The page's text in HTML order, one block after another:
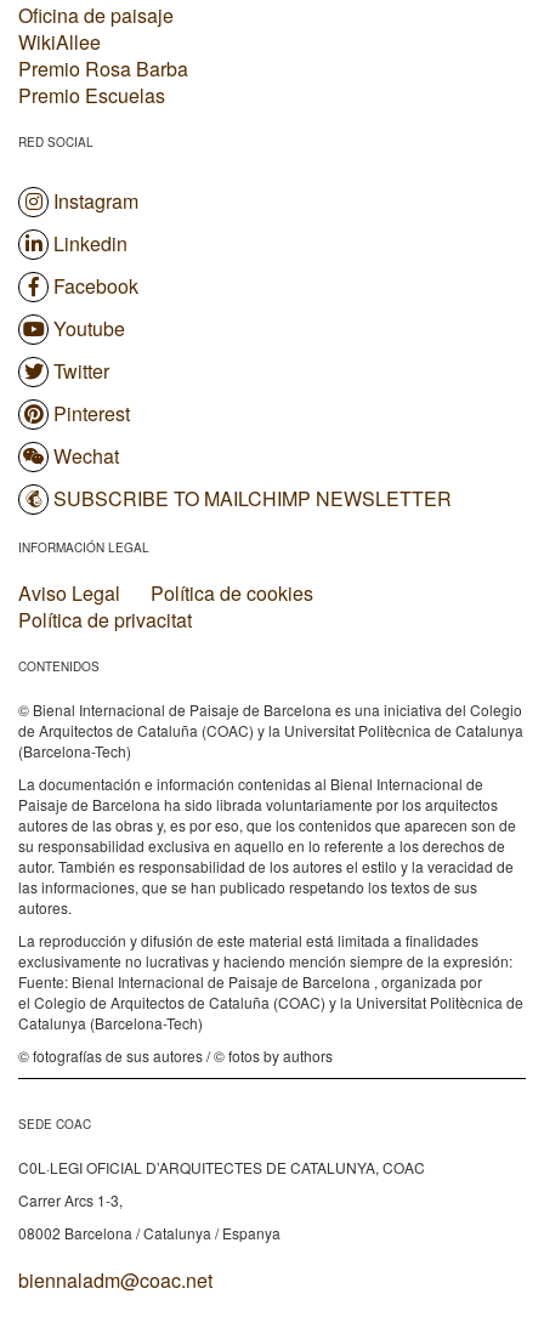
Oficina de paisaje
WikiAllee
Premio Rosa Barba
Premio Escuelas
RED SOCIAL
Instagram
Linkedin
Facebook
Youtube
Twitter
Pinterest
Wechat
SUBSCRIBE TO MAILCHIMP NEWSLETTER
INFORMACIÓN LEGAL
Aviso Legal
Política de cookies
Política de privacitat
CONTENIDOS
© Bienal Internacional de Paisaje de Barcelona es una iniciativa del Colegio
de Arquitectos de Cataluña (COAC) y la Universitat Politècnica de Catalunya
(Barcelona-Tech)
La documentación e información contenidas al Bienal Internacional de
Paisaje de Barcelona ha sido librada voluntariamente por los arquitectos
autores de las obras y, es por eso, que los contenidos que aparecen son de
su responsabilidad exclusiva en aquello en lo referente a los derechos de
autor. También es responsabilidad de los autores el estilo y la veracidad de
las informaciones, que se han publicado respetando los textos de sus
autores.
La reproducción y difusión de este material está limitada a finalidades
exclusivamente no lucrativas y haciendo mención siempre de la expresión:
Fuente: Bienal Internacional de Paisaje de Barcelona , organizada por
el Colegio de Arquitectos de Cataluña (COAC) y la Universitat Politècnica de
Catalunya (Barcelona-Tech)
© fotografías de sus autores / © fotos by authors
SEDE COAC
C0L·LEGI OFICIAL D’ARQUITECTES DE CATALUNYA, COAC
Carrer Arcs 1-3,
08002 Barcelona / Catalunya / Espanya
biennaladm@coac.net